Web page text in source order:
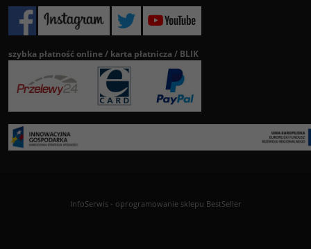
szybka płatność online / karta płatnicza / BLIK
InfoSerwis- oprogramowanie sklepu BestSeller